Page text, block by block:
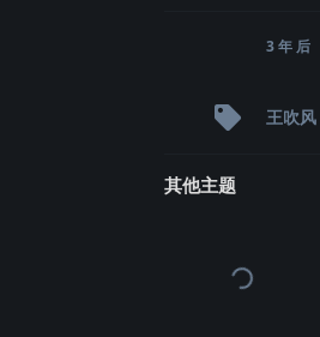
3 年 后
王吹风
其他主题